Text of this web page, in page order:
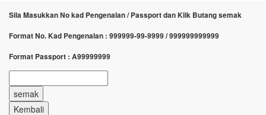
Sila Masukkan No kad Pengenalan / Passport dan Klik Butang semak
Format No. Kad Pengenalan : 999999-99-9999 / 999999999999
Format Passport : A99999999